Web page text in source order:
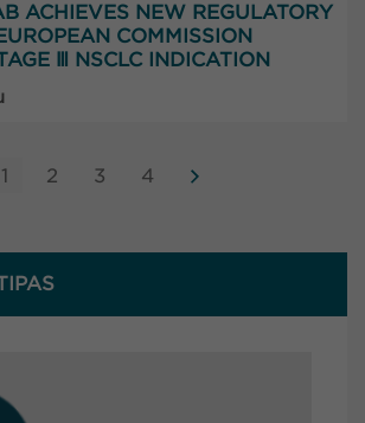
ACHIEVES NEW REGULATORY
COMMISSION
Ⅲ NSCLC INDICATION
1 2 3 4